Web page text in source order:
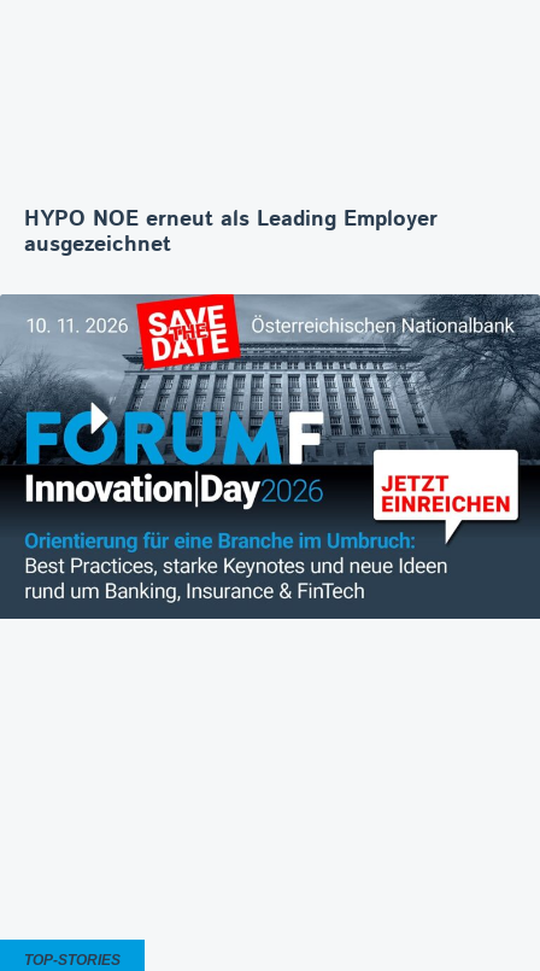
HYPO NOE erneut als Leading Employer
ausgezeichnet
TOP-STORIES